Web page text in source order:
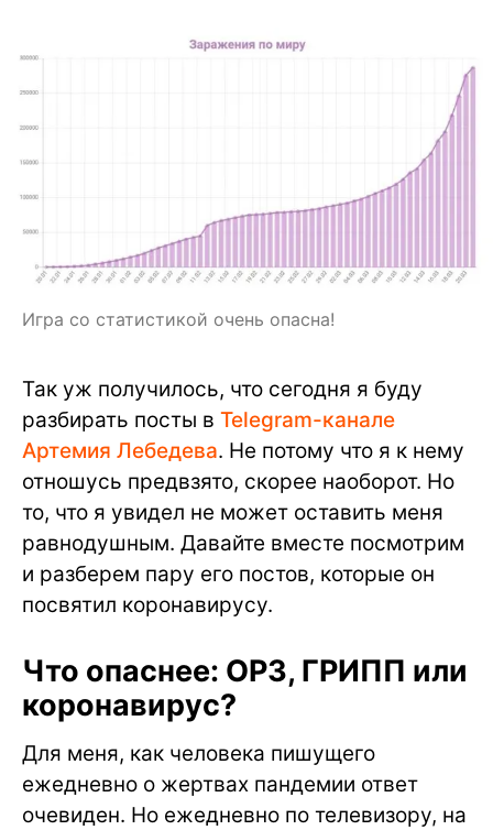
Игра со статистикой очень опасна!
Так уж получилось, что сегодня я буду
разбирать посты в Telegram-канале
Артемия Лебедева. Не потому что я к нему
отношусь предвзято, скорее наоборот. Но
то, что я увидел не может оставить меня
равнодушным. Давайте вместе посмотрим
и разберем пару его постов, которые он
посвятил коронавирусу.
Что опаснее: ОРЗ, ГРИПП или
коронавирус?
Для меня, как человека пишущего
ежедневно о жертвах пандемии ответ
очевиден. Но ежедневно по телевизору, на